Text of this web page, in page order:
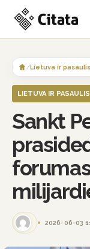
content
/Lietuva ir pasaulis
LIETUVA IR PASAULIS
Sankt
2026-06-03